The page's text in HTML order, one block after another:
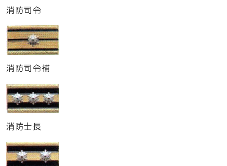
消防司令
消防司令補
消防士長